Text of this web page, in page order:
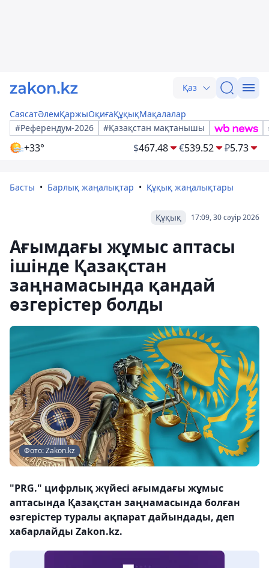
Қаз
СаясатӘлемҚаржыОқиғаҚұқықМақалалар
#Референдум-2026
#Қазақстан мақтанышы
+33° $467.48 €539.52 ₽5.73
Басты Барлық жаңалықтар Құқық жаңалықтары
17:09, 30 сәуір 2026
Құқық
Ағымдағы жұмыс аптасы
ішінде Қазақстан
заңнамасында қандай
өзгерістер болды
Фото: Zakon.kz
"PRG." цифрлық жүйесі ағымдағы жұмыс
аптасында Қазақстан заңнамасында болған
өзгерістер туралы ақпарат дайындады, деп
хабарлайды Zakon.kz.